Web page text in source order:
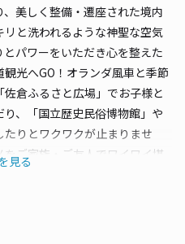
美しく整備・遷座された境内
と洗われるような神聖な空気
パワーをいただき心を整えた
光へGO！オランダ風車と季節
倉ふるさと広場」でお子様と
、「国立歴史民俗博物館」や
りとワクワクが止まりませ
をご家族・ご友人でワイワイ堪
見る